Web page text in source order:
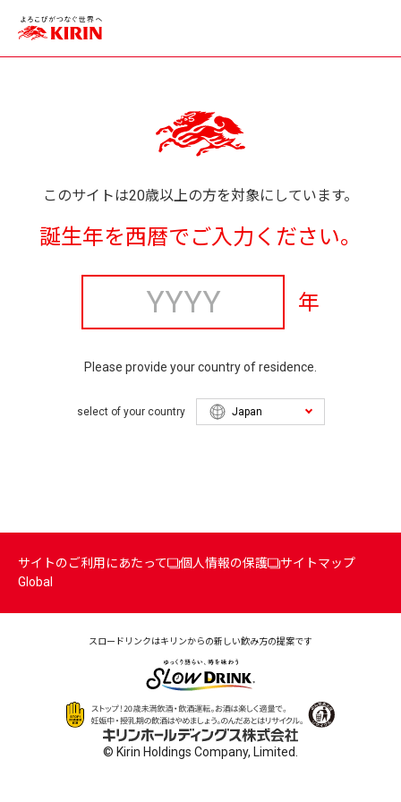
このサイトは20歳以上の方を対象にしています。
誕生年を西暦でご入力ください。
年
Please provide your country of residence.
select of your country
サイトのご利用にあたって 個人情報の保護
サイトマップ
Global
スロードリンクはキリンからの新しい飲み方の提案です
© Kirin Holdings Company, Limited.